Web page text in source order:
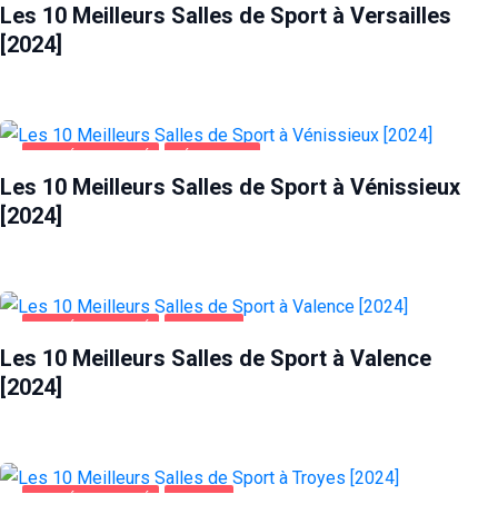
Les 10 Meilleurs Salles de Sport à Versailles
[2024]
SANTÉ ET BEAUTÉ VÉNISSIEUX
Les 10 Meilleurs Salles de Sport à Vénissieux
[2024]
SANTÉ ET BEAUTÉ VALENCE
Les 10 Meilleurs Salles de Sport à Valence
[2024]
SANTÉ ET BEAUTÉ TROYES